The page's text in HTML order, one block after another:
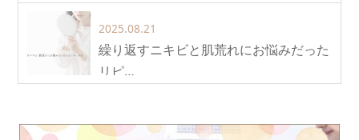
2025.08.21
繰り返すニキビと肌荒れにお悩みだった
リピ…